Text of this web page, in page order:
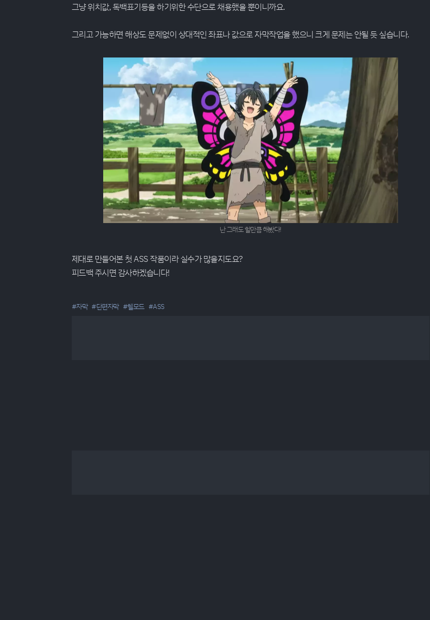
그냥 위치값, 독백표기등을 하기위한 수단으로 채용했을 뿐이니까요.
그리고 가능하면 해상도 문제없이 상대적인 좌표나 값으로 자막작업을 했으니 크게 문제는 안될 듯 싶습니다.
난 그래도 할만큼 해봤다!
제대로 만들어본 첫 ASS 작품이라 실수가 많을지도요?
피드백 주시면 감사하겠습니다!
#자막 #단편자막 #헬모드 #ASS